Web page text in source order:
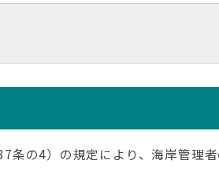
の4）の規定により、海岸管理